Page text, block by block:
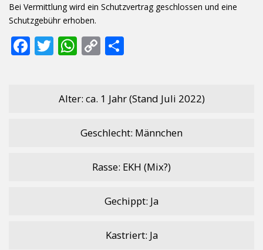
Bei Vermittlung wird ein Schutzvertrag geschlossen und eine
Schutzgebühr erhoben.
F T
er
W
s
p
C
y
n
k
n
Alter: ca. 1 Jahr (Stand Juli 2022)
Geschlecht: Männchen
Rasse: EKH (Mix?)
Gechippt: Ja
Kastriert: Ja